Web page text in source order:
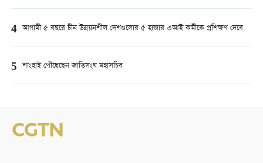
4 আগামী ৫ বছরে চীন উন্নয়নশীল দেশগুলোর ৫ হাজার এআই কর্মীকে প্রশিক্ষণ দেবে
5 শাংহাই পৌঁছেছেন জাতিসংঘ মহাসচিব